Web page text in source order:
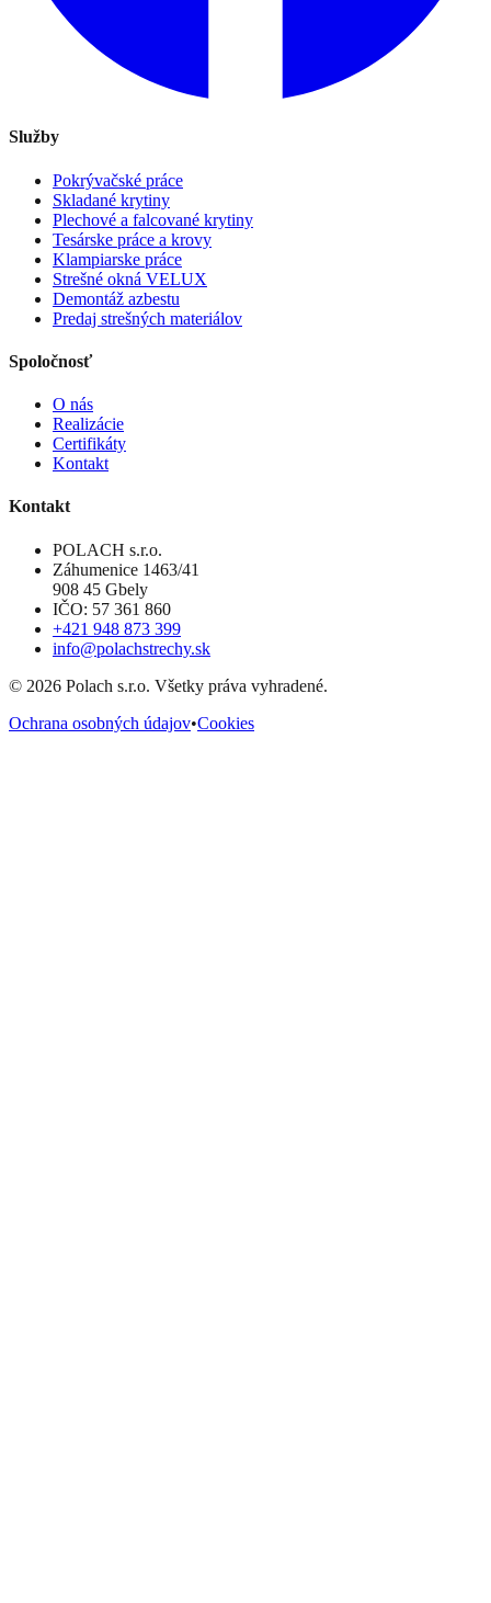
Služby
Pokrývačské práce
Skladané krytiny
Plechové a falcované krytiny
Tesárske práce a krovy
Klampiarske práce
Strešné okná VELUX
Demontáž azbestu
Predaj strešných materiálov
Spoločnosť
O nás
Realizácie
Certifikáty
Kontakt
Kontakt
POLACH s.r.o.
Záhumenice 1463/41
908 45 Gbely
IČO: 57 361 860
+421 948 873 399
info@polachstrechy.sk
© 2026 Polach s.r.o. Všetky práva vyhradené.
Ochrana osobných údajov•Cookies